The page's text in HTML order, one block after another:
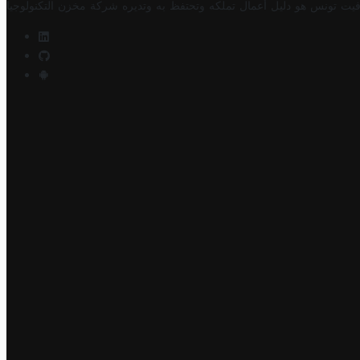
تونس هو دليل أعمال تملكه وتحتفظ به وتديره شركة مخزن التكنولوجيا